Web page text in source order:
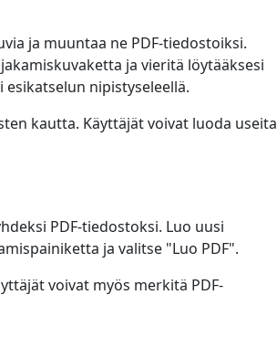
ja muuntaa ne PDF-tiedostoiksi.
ja vieritä löytääksesi
nipistyseleellä.
kautta. Käyttäjät voivat luoda useita
PDF-tiedostoksi. Luo uusi
ja valitse "Luo PDF".
voivat myös merkitä PDF-